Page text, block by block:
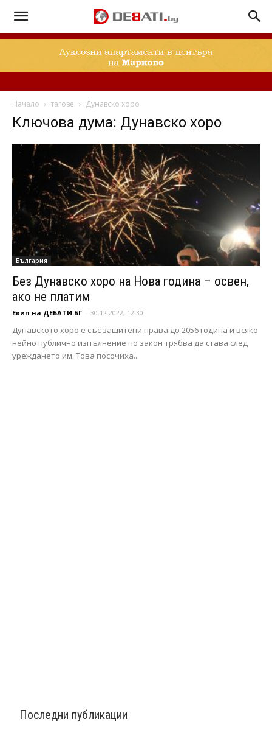
Начало тагове Дунавско хоро
Ключова дума: Дунавско хоро
България
Без Дунавско хоро на Нова година – освен,
ако не платим
Екип на ДЕБАТИ.БГ - 30.12.2022, 12:30
Дунавското хоро е със защитени права до 2056 година и всяко
нейно публично изпълнение по закон трябва да става след
уреждането им. Това посочиха...
Последни публикации